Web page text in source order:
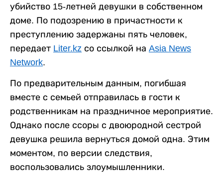
убийство 15-летней девушки в собственном
доме. По подозрению в причастности к
преступлению задержаны пять человек,
передает Liter.kz со ссылкой на Asia News
Network.
По предварительным данным, погибшая
вместе с семьей отправилась в гости к
родственникам на праздничное мероприятие.
Однако после ссоры с двоюродной сестрой
девушка решила вернуться домой одна. Этим
моментом, по версии следствия,
воспользовались злоумышленники.